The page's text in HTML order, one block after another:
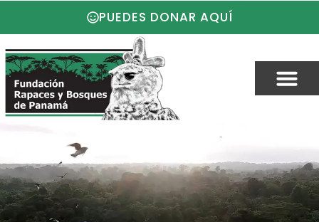
PUEDES DONAR AQUÍ